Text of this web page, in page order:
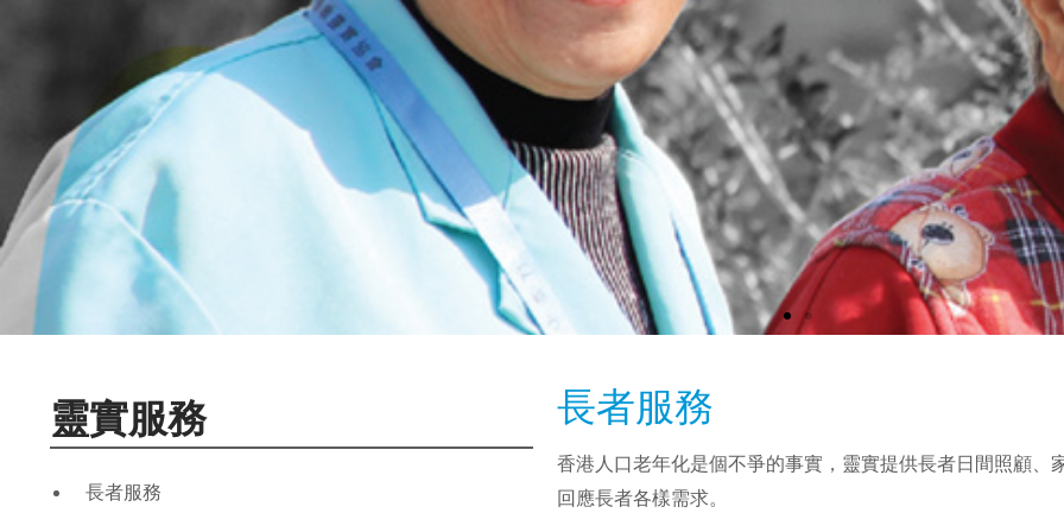
靈實服務
長者服務
長者服務
香港人口老年化是個不爭的事實，靈實提供長者日間照顧、
回應長者各樣需求。